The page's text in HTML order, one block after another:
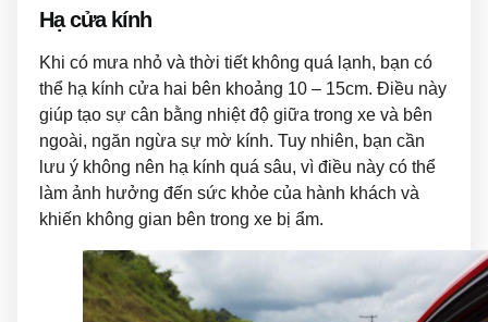
Hạ cửa kính
Khi có mưa nhỏ và thời tiết không quá lạnh, bạn có
thể hạ kính cửa hai bên khoảng 10 – 15cm. Điều này
giúp tạo sự cân bằng nhiệt độ giữa trong xe và bên
ngoài, ngăn ngừa sự mờ kính. Tuy nhiên, bạn cần
lưu ý không nên hạ kính quá sâu, vì điều này có thể
làm ảnh hưởng đến sức khỏe của hành khách và
khiến không gian bên trong xe bị ẩm.